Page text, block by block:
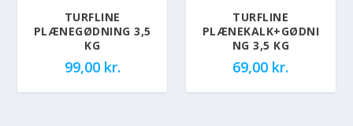
TURFLINE
PLÆNEGØDNING 3,5
KG
99,00 kr.
TURFLINE
PLÆNEKALK+GØDNI
NG 3,5 KG
69,00 kr.